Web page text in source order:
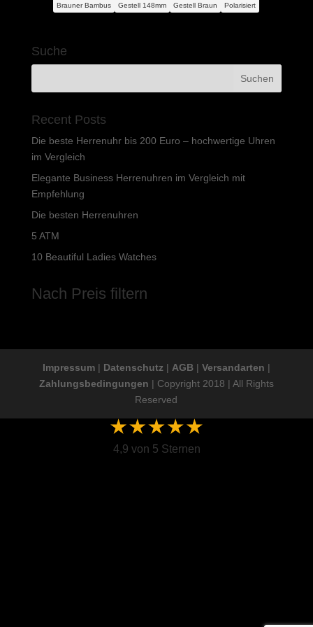
Brauner Bambus Gestell 148mm Gestell Braun Polarisiert
Suche
Recent Posts
Die beste Herrenuhr bis 200 Euro – hochwertige Uhren
im Vergleich
Elegante Business Herrenuhren im Vergleich mit
Empfehlung
Die besten Herrenuhren
5 ATM
10 Beautiful Ladies Watches
Nach Preis filtern
Impressum| Datenschutz | AGB| Versandarten |
Zahlungsbedingungen | Copyright 2018 | All Rights
Reserved
4,9 von 5 Sternen